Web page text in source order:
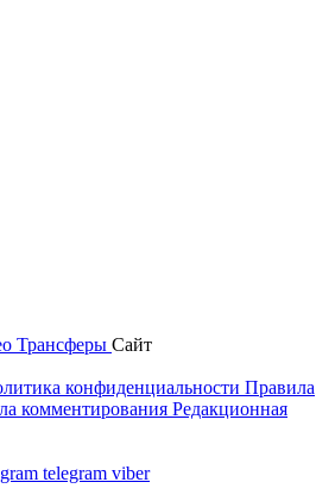
Трансферы Сайт
конфиденциальности Правила
комментирования Редакционная
telegram viber